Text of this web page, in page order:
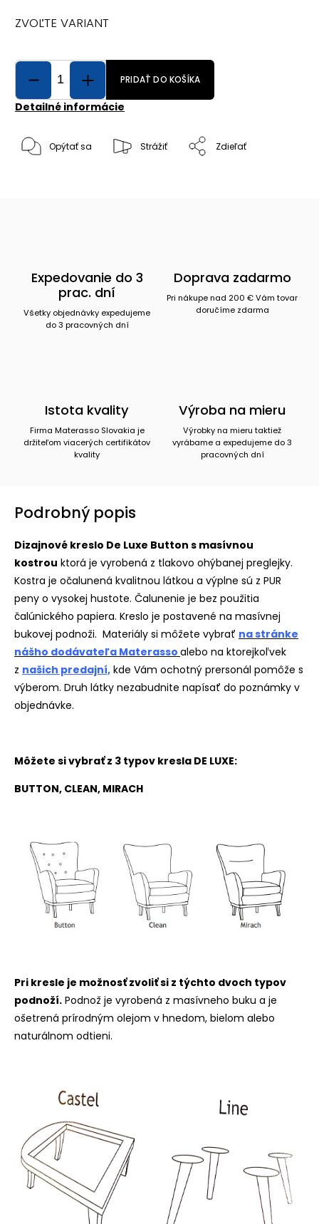
ZVOĽTE VARIANT
PRIDAŤ DO KOŠÍKA
Detailné informácie
Opýtať sa Strážiť Zdieľať
Expedovanie do 3
prac. dní
Všetky objednávky expedujeme
do 3 pracovných dní
Doprava zadarmo
Pri nákupe nad 200 € Vám tovar
doručíme zdarma
Istota kvality
Firma Materasso Slovakia je
držiteľom viacerých certifikátov
kvality
Výroba na mieru
Výrobky na mieru taktiež
vyrábame a expedujeme do 3
pracovných dní
Podrobný popis
Dizajnové kreslo De Luxe Button s masívnou
kostrou ktorá je vyrobená z tlakovo ohýbanej preglejky.
Kostra je očalunená kvalitnou látkou a výplne sú z PUR
peny o vysokej hustote. Čalunenie je bez použitia
čalúnického papiera. Kreslo je postavené na masívnej
bukovej podnoži. Materiály si môžete vybrať na stránke
nášho dodávateľa Materasso alebo na ktorejkoľvek
z našich predajní, kde Vám ochotný prersonál pomôže s
výberom. Druh látky nezabudnite napísať do poznámky v
objednávke.
Môžete si vybrať z 3 typov kresla DE LUXE:
BUTTON, CLEAN, MIRACH
Pri kresle je možnosť zvoliť si z týchto dvoch typov
podnoží. Podnož je vyrobená z masívneho buku a je
ošetrená prírodným olejom v hnedom, bielom alebo
naturálnom odtieni.